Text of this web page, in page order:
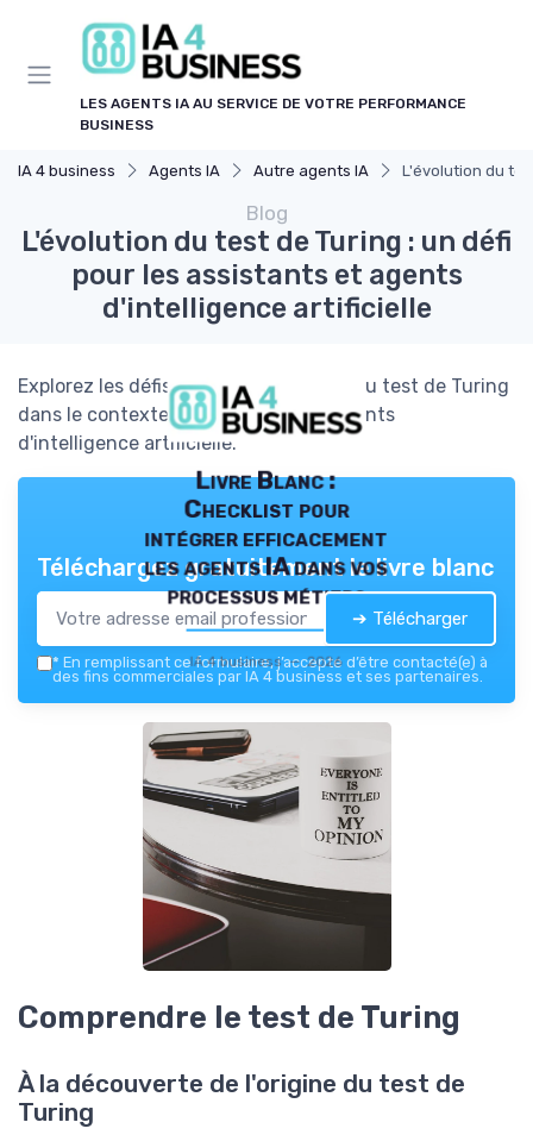
LES AGENTS IA AU SERVICE DE VOTRE PERFORMANCE
BUSINESS
IA 4 business Agents IA Autre agents IA L'évolution du
Blog
L'évolution du test de Turing : un défi
pour les assistants et agents
d'intelligence artificielle
Explorez les défis et les avancées liés au test de Turing
dans le contexte des assistants et agents
d'intelligence artificielle.
Livre Blanc :
Checklist pour
intégrer efficacement
les agents IA dans vos
processus métiers
IA 4 business — 2026
Téléchargez gratuitement le livre blanc
➔ Télécharger
* En remplissant ce formulaire, j’accepte d’être contacté(e) à
des fins commerciales par IA 4 business et ses partenaires.
Comprendre le test de Turing
À la découverte de l'origine du test de
Turing